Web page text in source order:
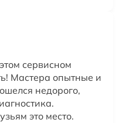
сервисном
Мастера опытные и
недорого,
это место.